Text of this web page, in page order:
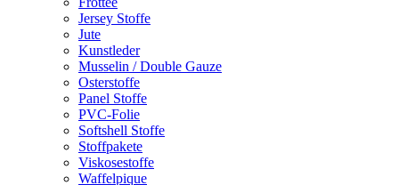
Jersey Stoffe
Jute
Kunstleder
Musselin / Double Gauze
Osterstoffe
Panel Stoffe
PVC-Folie
Softshell Stoffe
Stoffpakete
Viskosestoffe
Waffelpique